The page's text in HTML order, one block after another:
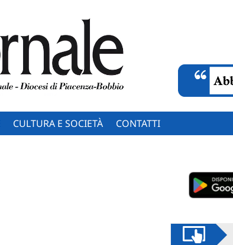
CULTURA E SOCIETÀ CONTATTI